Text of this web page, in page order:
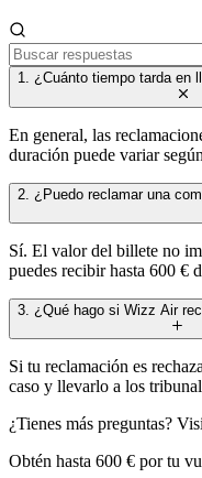
1. ¿Cuánto tiempo tarda en
En general, las
duración puede variar
2. ¿Puedo reclamar una
Sí. El valor del billete no
puedes recibir hasta 600 €
3. ¿Qué hago si Wizz Air
Si tu reclamación es
caso y llevarlo a los
¿Tienes más preguntas?
Obtén hasta 600 € por tu